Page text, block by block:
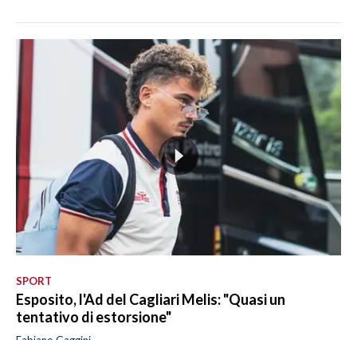
SPORT
Esposito, l'Ad del Cagliari Melis: "Quasi un
tentativo di estorsione"